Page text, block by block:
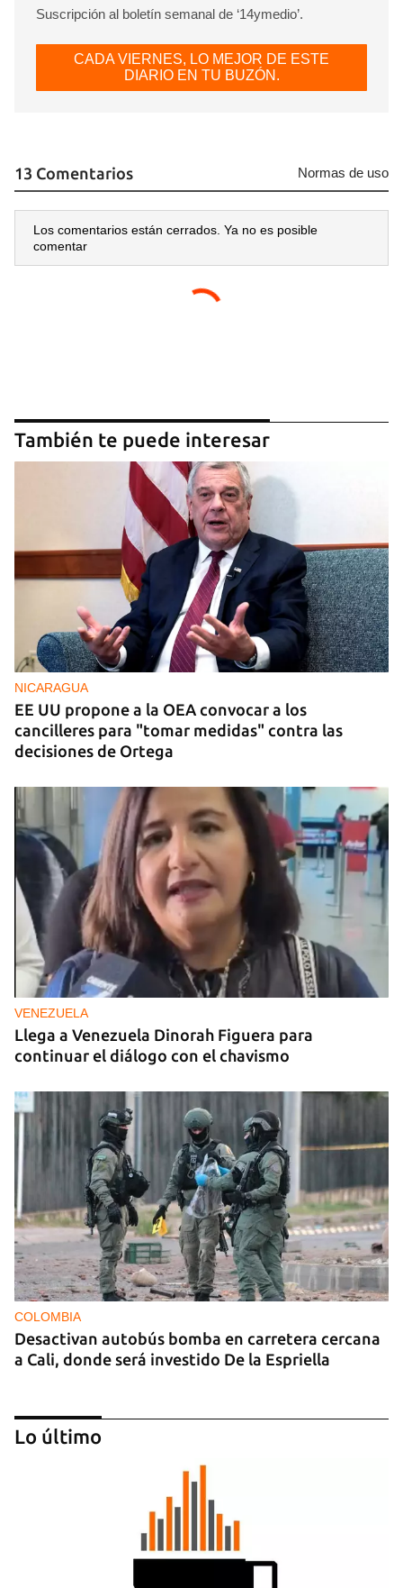
Suscripción al boletín semanal de ‘14ymedio’.
CADA VIERNES, LO MEJOR DE ESTE
DIARIO EN TU BUZÓN.
13 Comentarios Normas de uso
Los comentarios están cerrados. Ya no es posible
comentar
También te puede interesar
NICARAGUA
EE UU propone a la OEA convocar a los
cancilleres para "tomar medidas" contra las
decisiones de Ortega
VENEZUELA
Llega a Venezuela Dinorah Figuera para
continuar el diálogo con el chavismo
COLOMBIA
Desactivan autobús bomba en carretera cercana
a Cali, donde será investido De la Espriella
Lo último